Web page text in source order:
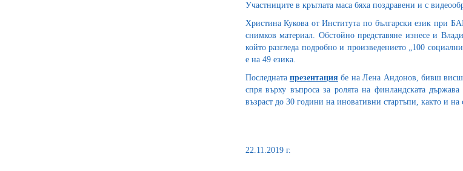
Участниците в кръглата маса бяха поздравени и с
Христина Кукова от Института по български език при
снимков материал. Обстойно представяне изнесе и
който разгледа подробно и произведението „100
е на 49 езика.
Последната презентация бе на Лена Андонов, бивш висш
спря върху въпроса за ролята на финландската
възраст до 30 години на иновативни стартъпи, както и
22.11.2019 г.